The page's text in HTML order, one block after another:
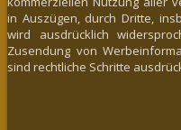
in Auszügen, durch Dritte,
wird ausdrücklich
Zusendung von
sind rechtliche Schritte